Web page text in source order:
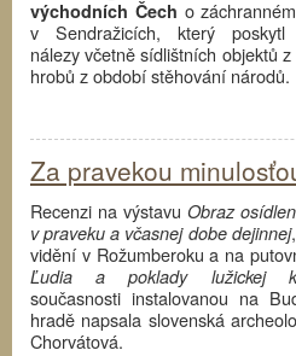
východních Čech o
v Sendražicích, který poskytl
nálezy včetně sídlištních objektů
hrobů z období stěhování národů.
Za pravekou
Recenzi na výstavu Obraz
v praveku a včasnej dobe dejinnej
vidění v Rožumberoku a na
Ľudia a poklady lužickej
současnosti instalovanou na
hradě napsala slovenská
Chorvátová.